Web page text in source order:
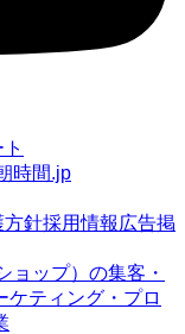
方針採用情報 広告掲
ョップ）の集客・
ケティング・プロ